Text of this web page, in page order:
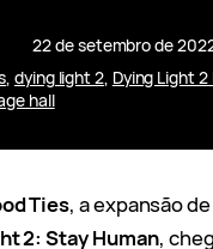
22 de setembro de
, dying light 2, Dying Light 2
hall
Ties, a expansão de
2: Stay Human,